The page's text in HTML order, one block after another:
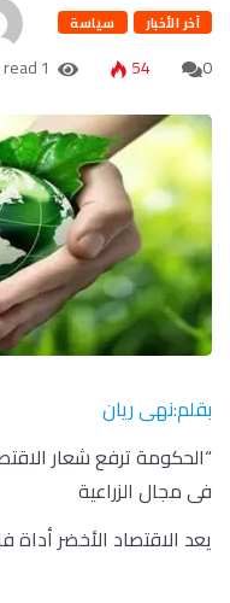
آخر الأخبار سياسة
0
54
1 minute read
بقلم:نهى ريان
“الحكومة ترفع شعار
فى مجال الزراعية
يعد الاقتصاد الأخضر أداة